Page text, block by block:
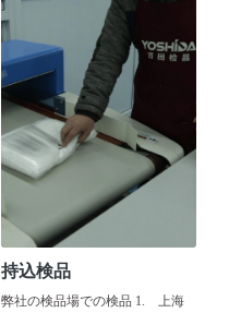
持込検品
弊社の検品場での検品 1. 上海